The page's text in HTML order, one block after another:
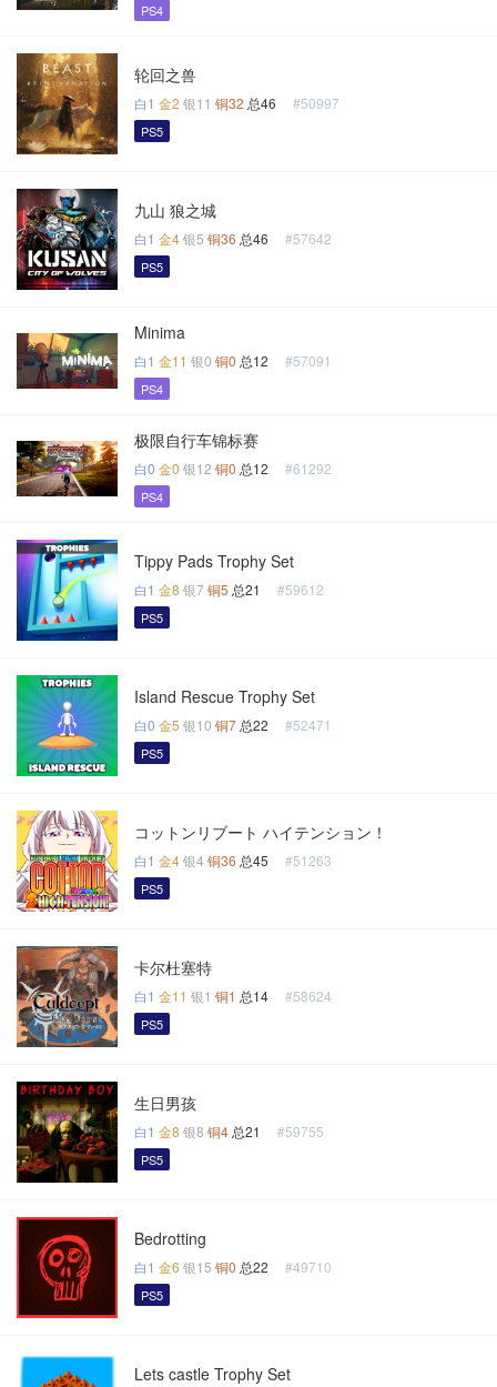
PS4
轮回之兽
白1 金2 银11 铜32 总46 #50997
PS5
九山 狼之城
白1 金4银5 铜36 总46 #57642
PS5
Minima
白1 金11 银0 铜0 总12 #57091
PS4
极限自行车锦标赛
白0 金0 银12 铜0 总12 #61292
PS4
Tippy Pads Trophy Set
白1 金8 银7 铜5 总21 #59612
PS5
Island Rescue Trophy Set
白0 金5 银10 铜7 总22 #52471
PS5
コットンリブート ハイテンション！
白1 金4银4 铜36 总45 #51263
PS5
卡尔杜塞特
白1 金11 银1 铜1 总14 #58624
PS5
生日男孩
白1 金8 银8 铜4 总21 #59755
PS5
Bedrotting
白1 金6 银15 铜0 总22 #49710
PS5
Lets castle Trophy Set